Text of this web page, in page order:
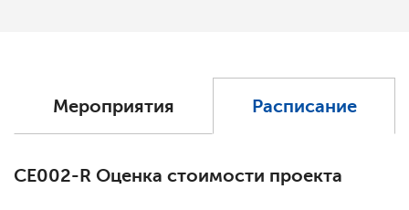
Мероприятия Расписание
СЕ002-R Оценка стоимости проекта